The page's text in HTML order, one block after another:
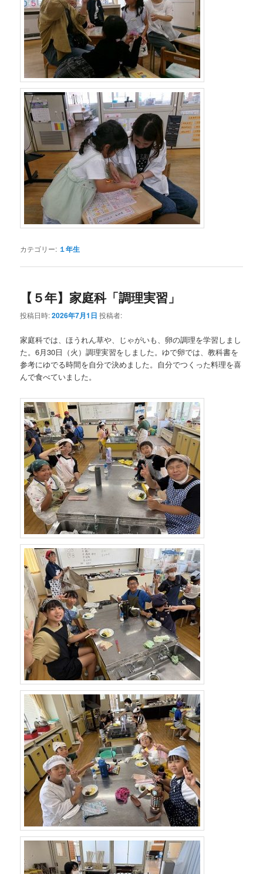
カテゴリー: １年生
【５年】家庭科「調理実習」
投稿日時:2026年7月1日 投稿者:
家庭科では、ほうれん草や、じゃがいも、卵の調理を学習しまし
た。6月30日（火）調理実習をしました。ゆで卵では、教科書を
参考にゆでる時間を自分で決めました。自分でつくった料理を喜
んで食べていました。